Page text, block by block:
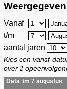
Vanaf
t/m
aantal jaren
Kies een vanaf-
over 2
Data t/m 7 augustus